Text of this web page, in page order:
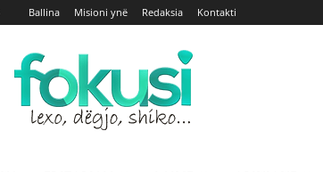
Ballina Misioni ynë Redaksia Kontakti
Fokusi